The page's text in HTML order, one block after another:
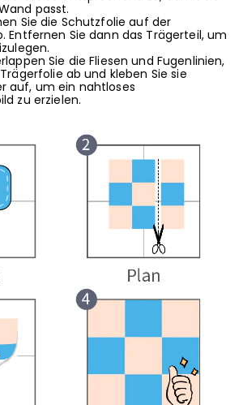
passt.
Sie die Schutzfolie auf der
Entfernen Sie dann das Trägerteil, um
Sie die Fliesen und Fugenlinien,
ab und kleben Sie sie
auf, um ein nahtloses
zu erzielen.